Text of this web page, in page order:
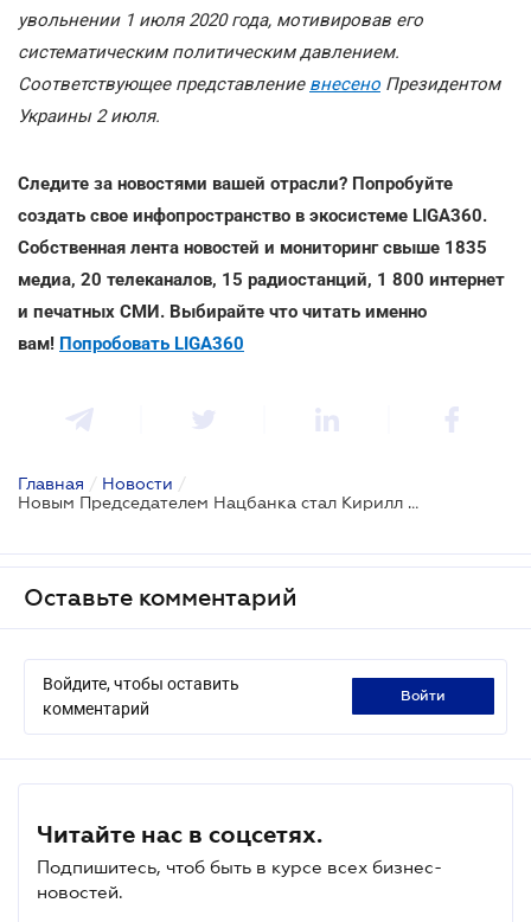
увольнении 1 июля 2020 года, мотивировав его
систематическим политическим давлением.
Соответствующее представление внесено Президентом
Украины 2 июля.
Следите за новостями вашей отрасли? Попробуйте
создать свое инфопространство в экосистеме LIGA360.
Собственная лента новостей и мониторинг свыше 1835
медиа, 20 телеканалов, 15 радиостанций, 1 800 интернет
и печатных СМИ. Выбирайте что читать именно
вам! Попробовать LIGA360
Главная / Новости /
Новым Председателем Нацбанка стал Кирилл Шевченко
Оставьте комментарий
Войдите, чтобы оставить
комментарий
войти
Читайте нас в соцсетях.
Подпишитесь, чтоб быть в курсе всех бизнес-
новостей.